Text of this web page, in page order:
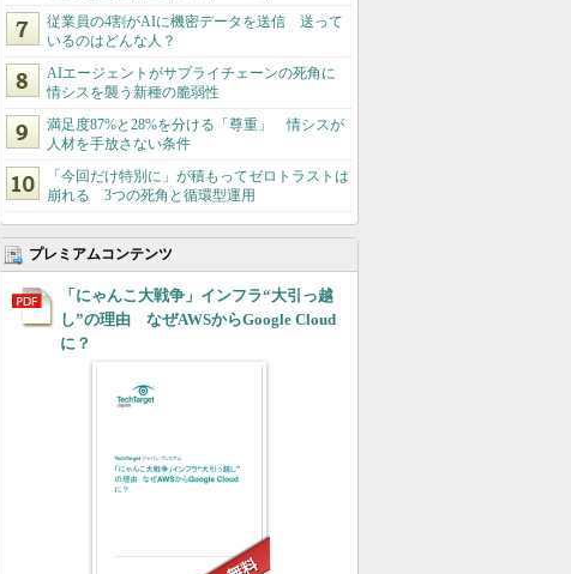
従業員の4割がAIに機密データを送信 送って
いるのはどんな人？
AIエージェントがサプライチェーンの死角に
情シスを襲う新種の脆弱性
満足度87%と28%を分ける「尊重」 情シスが
人材を手放さない条件
「今回だけ特別に」が積もってゼロトラストは
崩れる 3つの死角と循環型運用
プレミアムコンテンツ
「にゃんこ大戦争」インフラ“大引っ越
し”の理由 なぜAWSからGoogle Cloud
に？